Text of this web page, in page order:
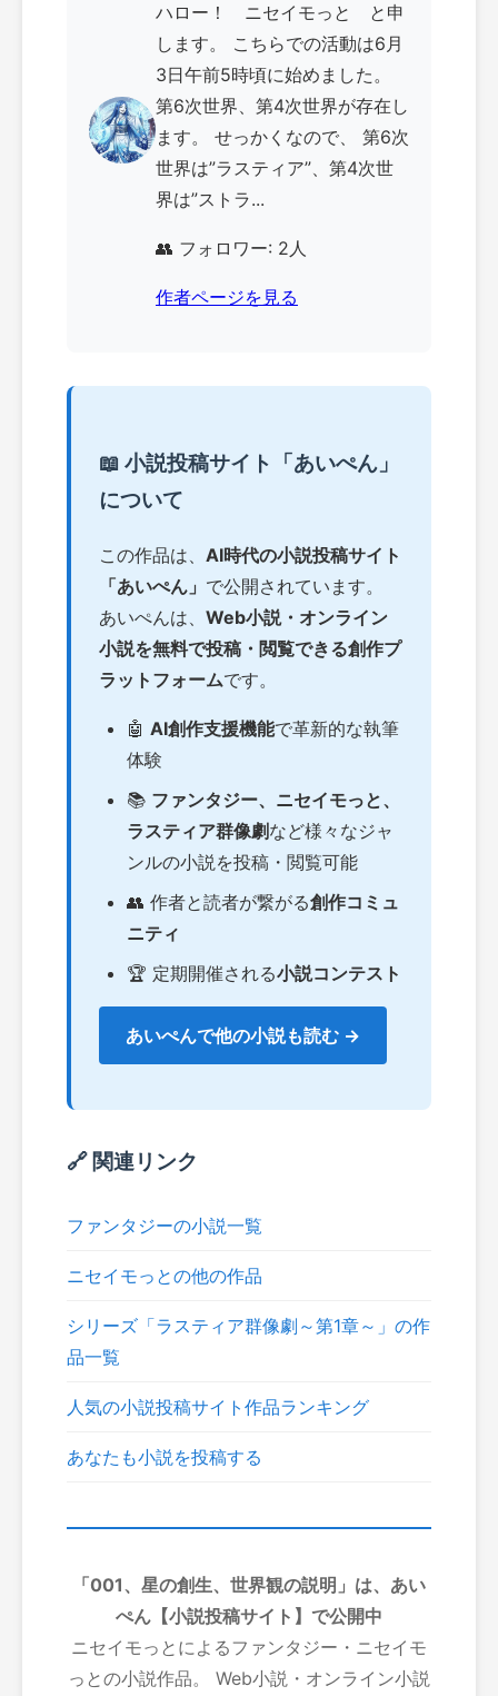
ハロー！ ニセイモっと と申
します。 こちらでの活動は6月
3日午前5時頃に始めました。
第6次世界、第4次世界が存在し
ます。 せっかくなので、 第6次
世界は”ラスティア”、第4次世
界は”ストラ...
👥 フォロワー: 2人
作者ページを見る
📖 小説投稿サイト「あいぺん」
について
この作品は、 AI時代の小説投稿サイト
「あいぺん」 で公開されています。
あいぺんは、 Web小説・オンライン
小説を無料で投稿・閲覧できる創作プ
ラットフォームです。
🤖 AI創作支援機能で革新的な執筆
体験
📚 ファンタジー、ニセイモっと、
ラスティア群像劇 など様々なジャ
ンルの小説を投稿・閲覧可能
👥 作者と読者が繋がる創作コミュ
ニティ
🏆 定期開催される小説コンテスト
あいぺんで他の小説も読む →
🔗 関連リンク
ファンタジーの小説一覧
ニセイモっとの他の作品
シリーズ「ラスティア群像劇～第1章～」の作
品一覧
人気の小説投稿サイト作品ランキング
あなたも小説を投稿する
「001、星の創生、世界観の説明」は、あい
ぺん【小説投稿サイト】で公開中
ニセイモっとによるファンタジー・ニセイモ
っとの小説作品。 Web小説・オンライン小説